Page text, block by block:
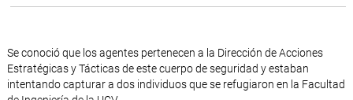
Se conoció que los agentes pertenecen a la Dirección de Acciones
Estratégicas y Tácticas de este cuerpo de seguridad y estaban
intentando capturar a dos individuos que se refugiaron en la Facultad